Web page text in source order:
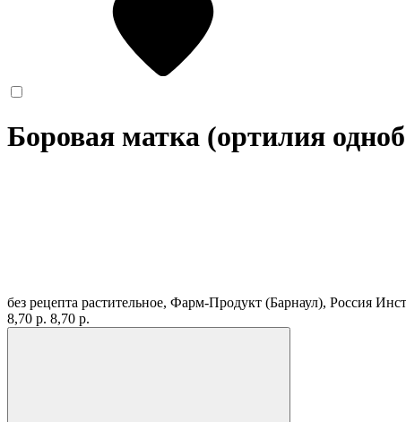
Боровая матка (ортилия
без рецепта растительное, Фарм-Продукт (Барнаул), Россия
8,70 р. 8,70 р.